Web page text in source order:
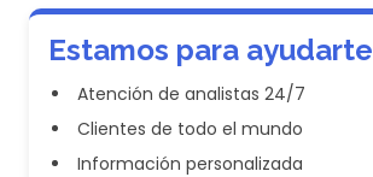
Estamos para ayudarte
Atención de analistas 24/7
Clientes de todo el mundo
Información personalizada